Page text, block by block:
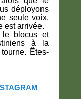
déployons
seule voix.
est arrivée.
le blocus et
à la
Êtes-